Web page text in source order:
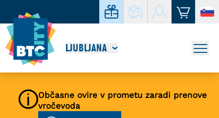
LJUBLJANA
Občasne ovire v prometu zaradi prenove
vročevoda